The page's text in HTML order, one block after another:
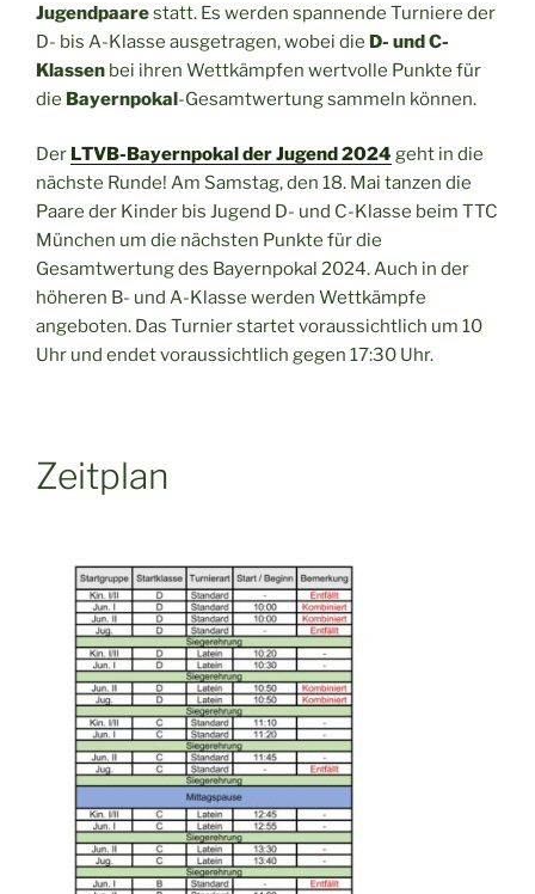
Jugendpaarestatt. Es werden spannende Turniere der
D- bis A-Klasse ausgetragen, wobei die D- und C-
Klassen bei ihren Wettkämpfen wertvolle Punkte für
die Bayernpokal-Gesamtwertung sammeln können.
Der LTVB-Bayernpokal der Jugend 2024 geht in die
nächste Runde! Am Samstag, den 18. Mai tanzen die
Paare der Kinder bis Jugend D- und C-Klasse beim TTC
München um die nächsten Punkte für die
Gesamtwertung des Bayernpokal 2024. Auch in der
höheren B- und A-Klasse werden Wettkämpfe
angeboten. Das Turnier startet voraussichtlich um 10
Uhr und endet voraussichtlich gegen 17:30 Uhr.
Zeitplan